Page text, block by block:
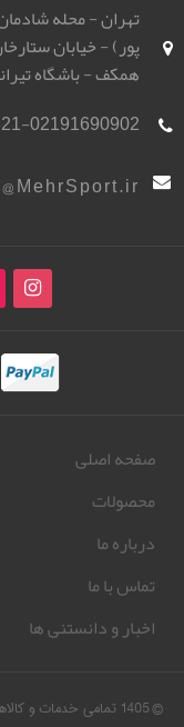
تهران - محله
پور) - خیابان
همکف - باشگاه
02191690902
صفحه اصلی
محصولات
درباره ما
تماس با ما
اخبار و دانستنی ها
© 1405 تمامی خدمات و